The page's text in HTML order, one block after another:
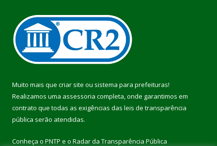
Muito mais que criar site ou sistema para prefeituras!
Realizamos uma assessoria completa, onde garantimos em
contrato que todas as exigências das leis de transparência
pública serão atendidas.
Conheça o PNTP e o Radar da Transparência Pública